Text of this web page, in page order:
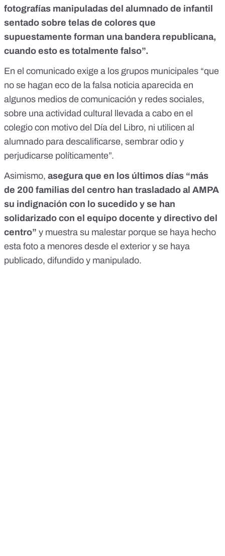
fotografías manipuladas del alumnado de infantil
sentado sobre telas de colores que
supuestamente forman una bandera republicana,
cuando esto es totalmente falso”.
En el comunicado exige a los grupos municipales “que
no se hagan eco de la falsa noticia aparecida en
algunos medios de comunicación y redes sociales,
sobre una actividad cultural llevada a cabo en el
colegio con motivo del Día del Libro, ni utilicen al
alumnado para descalificarse, sembrar odio y
perjudicarse políticamente”.
Asimismo, asegura que en los últimos días “más
de 200 familias del centro han trasladado al AMPA
su indignación con lo sucedido y se han
solidarizado con el equipo docente y directivo del
centro” y muestra su malestar porque se haya hecho
esta foto a menores desde el exterior y se haya
publicado, difundido y manipulado.